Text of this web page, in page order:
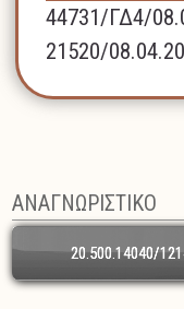
44731/ΓΔ4/
21520/
ΑΝΑΓΝΩΡΙΣΤΙΚΟ
20.500.14040/